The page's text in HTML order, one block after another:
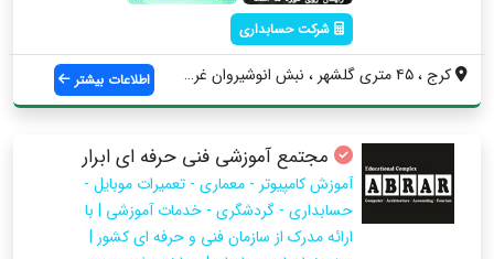
شرکت حسابداری
کرج ، ۴۵ متری گلشهر ، نبش انوشیروان غربی... اطلاعات بیشتر
مجتمع آموزشی فنی حرفه ای ابرار
آموزش کامپیوتر - معماری - تعمیرات موبایل -
حسابداری - گردشگری - خدمات آموزشی | با
ارائه مدرک از سازمان فنی و حرفه ای کشور |